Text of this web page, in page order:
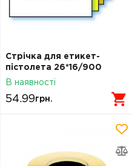
Стрічка для етикет-
пістолета 26*16/900
зелена
В наявності
54.99грн.